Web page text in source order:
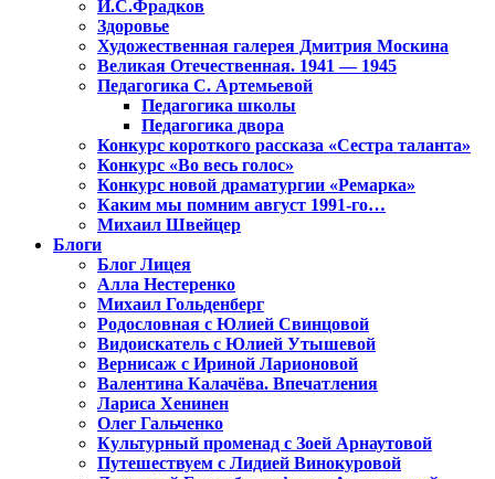
И.С.Фрадков
Здоровье
Художественная галерея Дмитрия Москина
Великая Отечественная. 1941 — 1945
Педагогика С. Артемьевой
Педагогика школы
Педагогика двора
Конкурс короткого рассказа «Сестра таланта»
Конкурс «Во весь голос»
Конкурс новой драматургии «Ремарка»
Каким мы помним август 1991-го…
Михаил Швейцер
Блоги
Блог Лицея
Алла Нестеренко
Михаил Гольденберг
Родословная с Юлией Свинцовой
Видоискатель с Юлией Утышевой
Вернисаж с Ириной Ларионовой
Валентина Калачёва. Впечатления
Лариса Хенинен
Олег Гальченко
Культурный променад с Зоей Арнаутовой
Путешествуем с Лидией Винокуровой